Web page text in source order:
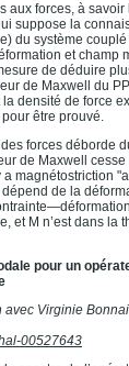
aux forces, à
suppose la
du système
et champ
de déduire
de Maxwell du
densité de force
être prouvé.
forces déborde
de Maxwell cesse
magnétostriction
de la
et M n’est dans la
pour un
avec Virginie
00527643